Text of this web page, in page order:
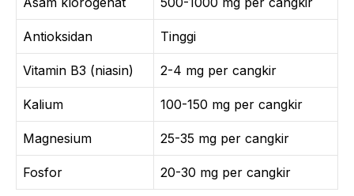
Antioksidan Tinggi
Vitamin B3 (niasin) 2-4 mg per cangkir
Kalium 100-150 mg per cangkir
Magnesium 25-35 mg per cangkir
Fosfor 20-30 mg per cangkir